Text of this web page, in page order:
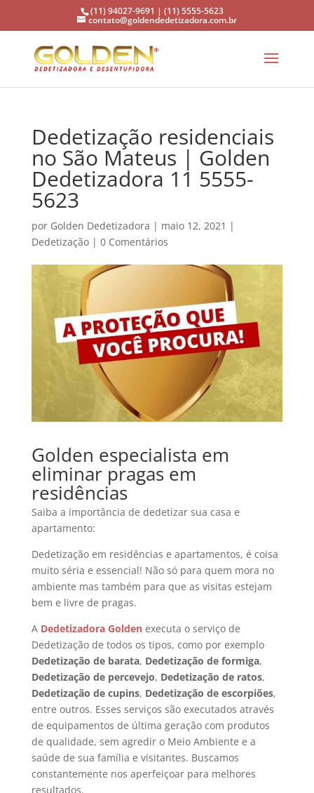
(11) 94027-9691 | (11) 5555-5623
contato@goldendedetizadora.com.br
Dedetização residenciais
no São Mateus | Golden
Dedetizadora 11 5555-
5623
por Golden Dedetizadora | maio 12, 2021 |
Dedetização| 0 Comentários
Golden especialista em
eliminar pragas em
residências
Saiba a importância de dedetizar sua casa e
apartamento:
Dedetização em residências e apartamentos, é coisa
muito séria e essencial! Não só para quem mora no
ambiente mas também para que as visitas estejam
bem e livre de pragas.
A Dedetizadora Golden executa o serviço de
Dedetização de todos os tipos, como por exemplo
Dedetização de barata, Dedetização de formiga,
Dedetização de percevejo, Dedetização de ratos,
Dedetização de cupins, Dedetização de escorpiões,
entre outros. Esses serviços são executados através
de equipamentos de última geração com produtos
de qualidade, sem agredir o Meio Ambiente e a
saúde de sua família e visitantes. Buscamos
constantemente nos aperfeiçoar para melhores
resultados.